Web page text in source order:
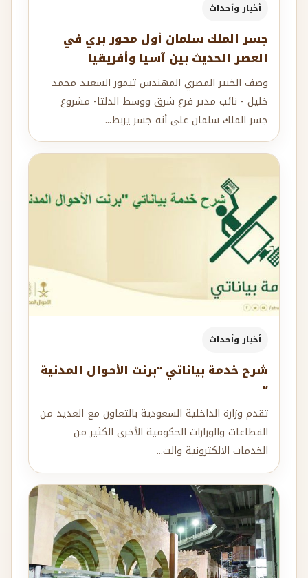
أخبار وأحداث
جسر الملك سلمان أول محور بري في
العصر الحديث بين آسيا وأفريقيا
وصف الخبير المصري المهندس تيمور السعيد محمد
خليل - نائب مدير فرع شرق ووسط الدلتا- مشروع
جسر الملك سلمان على أنه جسر يربط...
أخبار وأحداث
شرح خدمة بياناتي “برنت الأحوال المدنية
“
تقدم وزارة الداخلية السعودية بالتعاون مع العديد من
القطاعات والوزارات الحكومية الأخرى الكثير من
الخدمات الالكترونية والت...